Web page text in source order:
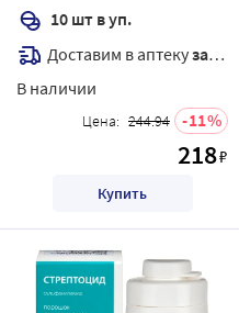
10 шт в уп.
Доставим в аптекузавтра
В наличии
Цена: 244.94 11
218₽
Купить